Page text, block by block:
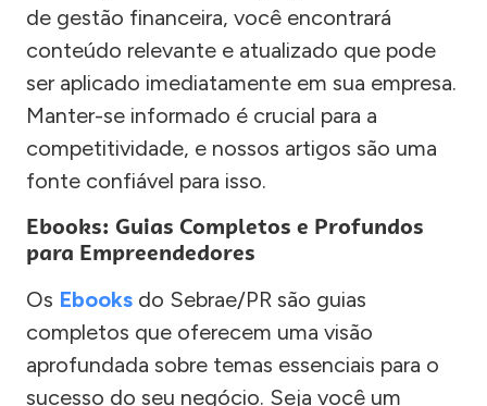
de gestão financeira, você encontrará
conteúdo relevante e atualizado que pode
ser aplicado imediatamente em sua empresa.
Manter-se informado é crucial para a
competitividade, e nossos artigos são uma
fonte confiável para isso.
Ebooks: Guias Completos e Profundos
para Empreendedores
Os Ebooks do Sebrae/PR são guias
completos que oferecem uma visão
aprofundada sobre temas essenciais para o
sucesso do seu negócio. Seja você um